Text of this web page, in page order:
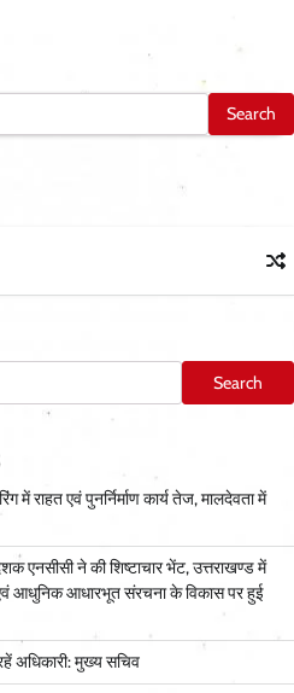
Search
में राहत एवं पुनर्निर्माण कार्य तेज, मालदेवता में
एनसीसी ने की शिष्टाचार भेंट, उत्तराखण्ड में
आधुनिक आधारभूत संरचना के विकास पर हुई
अधिकारी: मुख्य सचिव